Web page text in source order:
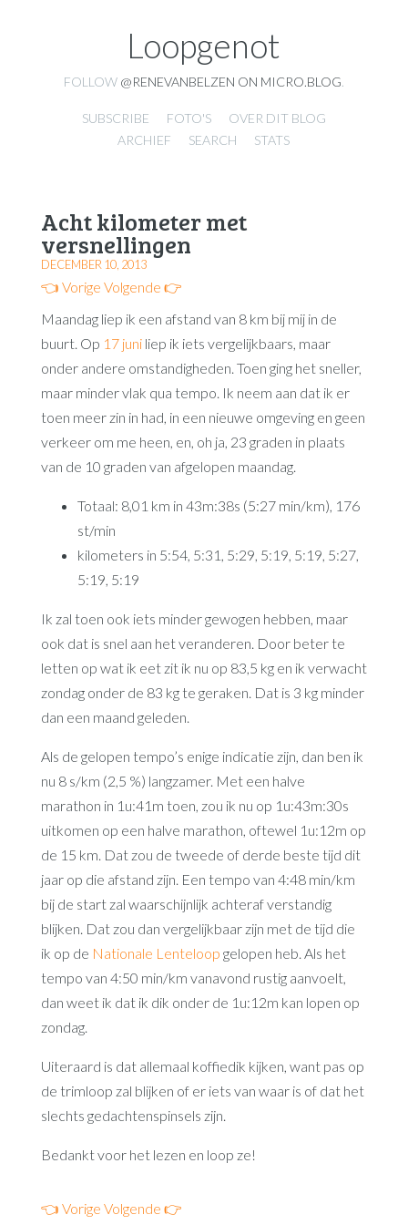
Loopgenot
FOLLOW @RENEVANBELZEN ON MICRO.BLOG
SUBSCRIBE FOTO'S
OVER DIT BLOG
ARCHIEF
SEARCH STATS
Acht kilometer met
versnellingen
DECEMBER 10, 2013
👈 Vorige Volgende 👉
Maandag liep ik een afstand van 8 km bij mij in de
buurt. Op 17 juniliep ik iets vergelijkbaars, maar
onder andere omstandigheden. Toen ging het sneller,
maar minder vlak qua tempo. Ik neem aan dat ik er
toen meer zin in had, in een nieuwe omgeving en geen
verkeer om me heen, en, oh ja, 23 graden in plaats
van de 10 graden van afgelopen maandag.
Totaal: 8,01 km in 43m:38s (5:27 min/km), 176
st/min
kilometers in 5:54, 5:31, 5:29, 5:19, 5:19, 5:27,
5:19, 5:19
Ik zal toen ook iets minder gewogen hebben, maar
ook dat is snel aan het veranderen. Door beter te
letten op wat ik eet zit ik nu op 83,5 kg en ik verwacht
zondag onder de 83 kg te geraken. Dat is 3 kg minder
dan een maand geleden.
Als de gelopen tempo’s enige indicatie zijn, dan ben ik
nu 8 s/km (2,5 %) langzamer. Met een halve
marathon in 1u:41m toen, zou ik nu op 1u:43m:30s
uitkomen op een halve marathon, oftewel 1u:12m op
de 15 km. Dat zou de tweede of derde beste tijd dit
jaar op die afstand zijn. Een tempo van 4:48 min/km
bij de start zal waarschijnlijk achteraf verstandig
blijken. Dat zou dan vergelijkbaar zijn met de tijd die
ik op de Nationale Lenteloop gelopen heb. Als het
tempo van 4:50 min/km vanavond rustig aanvoelt,
dan weet ik dat ik dik onder de 1u:12m kan lopen op
zondag.
Uiteraard is dat allemaal koffiedik kijken, want pas op
de trimloop zal blijken of er iets van waar is of dat het
slechts gedachtenspinsels zijn.
Bedankt voor het lezen en loop ze!
👈 Vorige Volgende 👉